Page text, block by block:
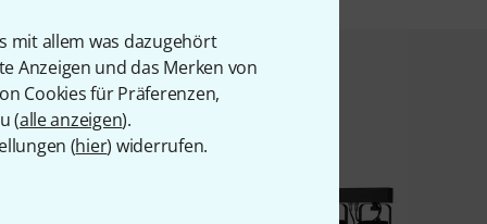
mit allem was dazugehört
Anzeigen und das Merken von
Cookies für Präferenzen,
(alle anzeigen).
(hier) widerrufen.
haben